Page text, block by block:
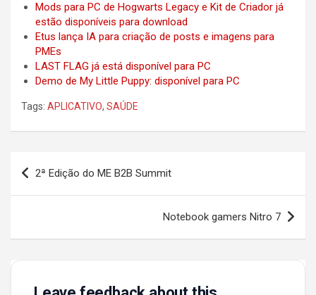
Mods para PC de Hogwarts Legacy e Kit de Criador já
estão disponíveis para download
Etus lança IA para criação de posts e imagens para
PMEs
LAST FLAG já está disponível para PC
Demo de My Little Puppy: disponível para PC
Tags: APLICATIVO, SAÚDE
Post
navigation
2ª Edição do ME B2B Summit
Notebook gamers Nitro 7